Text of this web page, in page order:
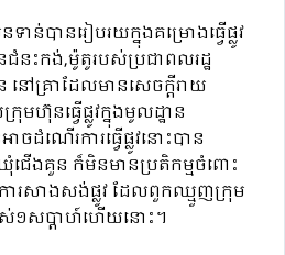
ន់បានរៀបរយក្នុងគម្រោងធ្វើផ្លូវ
ជំនះកង់,ម៉ូតូរបស់ប្រជាពលរដ្ឋ
ៅគ្រាដែលមានសេចក្តីរាយ
ហ៊ុនធ្វើផ្លូវក្នុងមូលដ្ឋាន
ចដំណើរការធ្វើផ្លូវនោះបាន
ជើងគួន ក៏មិនមានប្រតិកម្មចំពោះ
ារសាងសង់ផ្លូវ ដែលពួកឈ្មួញក្រុម
១សប្តាហ៍ហើយនោះ។